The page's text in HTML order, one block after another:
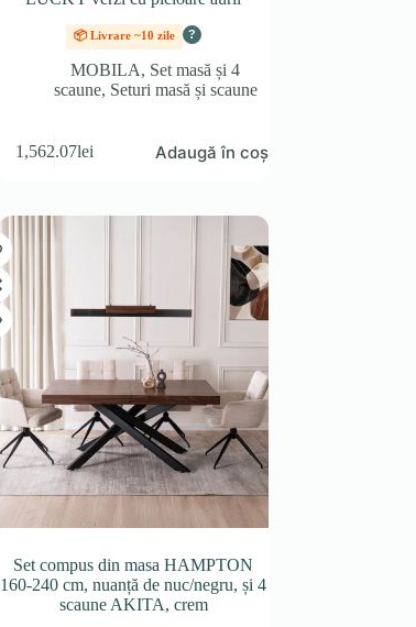
📦 Livrare ~10 zile ?
MOBILA, Set masă și 4
scaune, Seturi masă și scaune
1,562.07lei Adaugă în coș
Set compus din masa HAMPTON
160-240 cm, nuanță de nuc/negru, și 4
scaune AKITA, crem